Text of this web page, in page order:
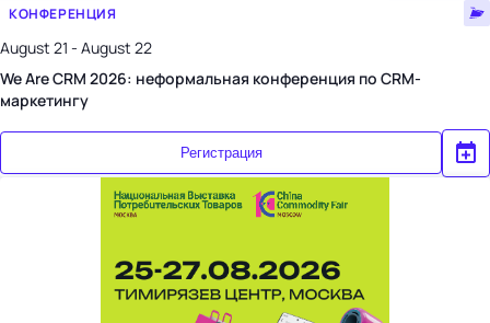
КОНФЕРЕНЦИЯ
August 21 - August 22
We Are CRM 2026: неформальная конференция по CRM-
маркетингу
Регистрация